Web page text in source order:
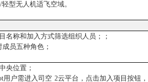
型无人机适飞空域。
名称和加入方式筛选组织人员；；
员五种角色；
央位置；
户需进入司空 2云平台，点击加入项目按钮